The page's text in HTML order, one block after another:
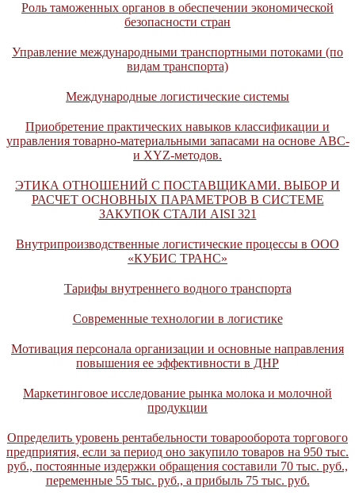
Роль таможенных органов в обеспечении экономической
безопасности стран
Управление международными транспортными потоками (по
видам транспорта)
Международные логистические системы
Приобретение практических навыков классификации и
управления товарно-материальными запасами на основе АВС-
и ХYZ-методов.
ЭТИКА ОТНОШЕНИЙ С ПОСТАВЩИКАМИ. ВЫБОР И
РАСЧЕТ ОСНОВНЫХ ПАРАМЕТРОВ В СИСТЕМЕ
ЗАКУПОК СТАЛИ AISI 321
Внутрипроизводственные логистические процессы в ООО
«КУБИС ТРАНС»
Тарифы внутреннего водного транспорта
Современные технологии в логистике
Мотивация персонала организации и основные направления
повышения ее эффективности в ДНР
Маркетинговое исследование рынка молока и молочной
продукции
Определить уровень рентабельности товарооборота торгового
предприятия, если за период оно закупило товаров на 950 тыс.
руб., постоянные издержки обращения составили 70 тыс. руб.,
переменные 55 тыс. руб., а прибыль 75 тыс. руб.